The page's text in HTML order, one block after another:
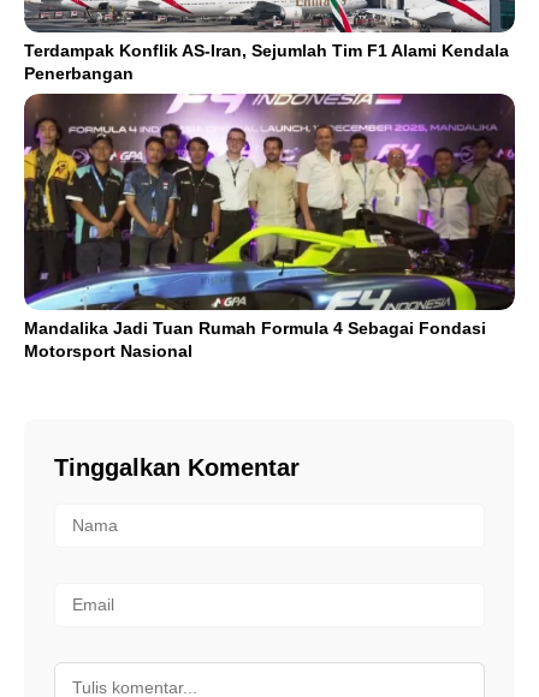
Terdampak Konflik AS-Iran, Sejumlah Tim F1 Alami Kendala
Penerbangan
Mandalika Jadi Tuan Rumah Formula 4 Sebagai Fondasi
Motorsport Nasional
Tinggalkan Komentar